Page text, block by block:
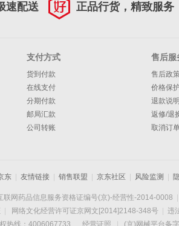
速配送 正品行货，精致服务
支付方式
货到付款
在线支付
分期付款
邮局汇款
公司转账
售后服
售后政
价格保
退款说明
返修/退
取消订
东 友情链接 销售联盟 京东社区 风险监测
联网药品信息服务资格证编号(京)-经营性-2014-0008
网络文化经营许可证京网文[2014]2148-348号
违
热线：4006067733 经营证照 (京)网械平台备